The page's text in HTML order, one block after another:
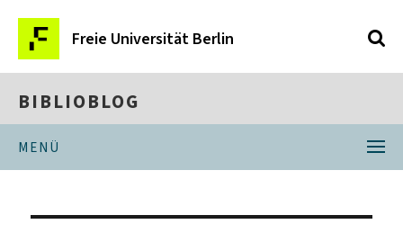
Freie Universität Berlin
BIBLIOBLOG
MENÜ